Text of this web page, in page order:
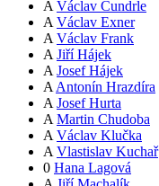
A Václav Čundrle
A Václav Exner
A Václav Frank
A Jiří Hájek
A Josef Hájek
AAntonín Hrazdíra
A Josef Hurta
A Martin Chudoba
A Václav Klučka
A Vlastislav Kuchař
0 Hana Lagová